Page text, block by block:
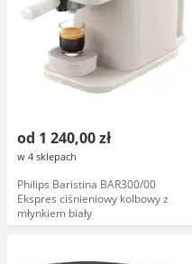
od 1 240,00 zł
w 4 sklepach
Philips Baristina BAR300/00
Ekspres ciśnieniowy kolbowy z
młynkiem biały